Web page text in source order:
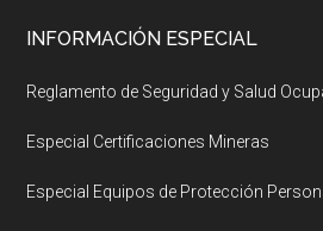
INFORMACIÓN ESPECIAL
Reglamento de Seguridad y Salud
Especial Certificaciones Mineras
Especial Equipos de Protección